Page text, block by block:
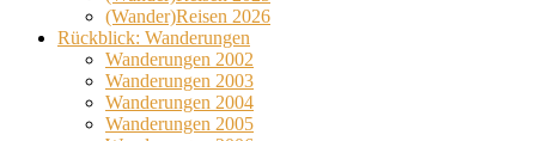
(Wander)Reisen 2026
Rückblick: Wanderungen
Wanderungen 2002
Wanderungen 2003
Wanderungen 2004
Wanderungen 2005